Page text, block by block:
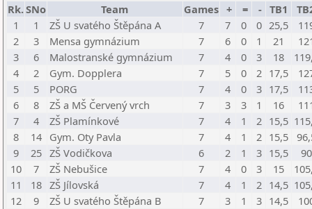
Rk.SNo Team Games + = - TB1
1
1 ZŠ U svatého Štěpána A 7 7 0 0 25,5
2
3 Mensa gymnázium 7 6 0 1 21
3
6 Malostranské gymnázium 7 4 0 3 18
4
2 Gym. Dopplera 7 5 0 2 17,5
5
5 PORG 7 4 0 3 17,5
6
8 ZŠ a MŠ Červený vrch 7 3 3 1 16
7
4 ZŠ Plamínkové 7 4 1 2 15,5
8
14 Gym. Oty Pavla 7 4 1 2 15,5
9
25 ZŠ Vodičkova 6 2 1 3 15,5
90
10
7 ZŠ Nebušice 7 4 0 3 15
11
18 ZŠ Jílovská 7 4 1 2 14,5
12
9 ZŠ U svatého Štěpána B 7 3 1 3 14,5